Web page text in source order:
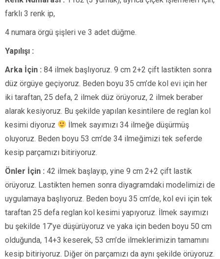
farklı 3 renk ip,
4 numara örgü şişleri ve 3 adet düğme.
Yapılışı :
Arka İçin : 84 ilmek başlıyoruz. 9 cm 2+2 çift lastikten sonra
düz örgüye geçiyoruz. Beden boyu 35 cm’de kol evi için her
iki taraftan, 25 defa, 2 ilmek düz örüyoruz, 2 ilmek beraber
alarak kesiyoruz. Bu şekilde yapılan kesintilere de reglan kol
kesimi diyoruz
İlmek sayımızı 34 ilmeğe düşürmüş
oluyoruz. Beden boyu 53 cm’de 34 ilmeğimizi tek seferde
kesip parçamızı bitiriyoruz.
Önler İçin : 42 ilmek başlayıp, yine 9 cm 2+2 çift lastik
örüyoruz. Lastikten hemen sonra diyagramdaki modelimizi de
uygulamaya başlıyoruz. Beden boyu 35 cm’de, kol evi için tek
taraftan 25 defa reglan kol kesimi yapıyoruz. İlmek sayımızı
bu şekilde 17’ye düşürüyoruz ve yaka için beden boyu 50 cm
olduğunda, 14+3 keserek, 53 cm’de ilmeklerimizin tamamını
kesip bitiriyoruz. Diğer ön parçamızı da aynı şekilde örüyoruz.